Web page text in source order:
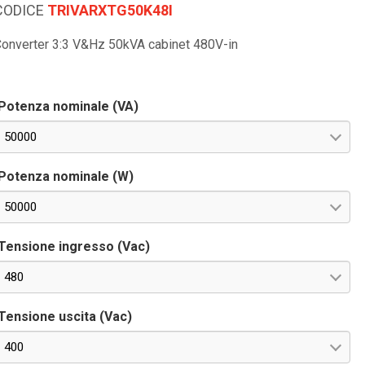
TRIVARXTG50K48I
3:3 V&Hz 50kVA cabinet 480V-in
nominale (VA)
50000
nominale (W)
50000
ingresso (Vac)
480
uscita (Vac)
400